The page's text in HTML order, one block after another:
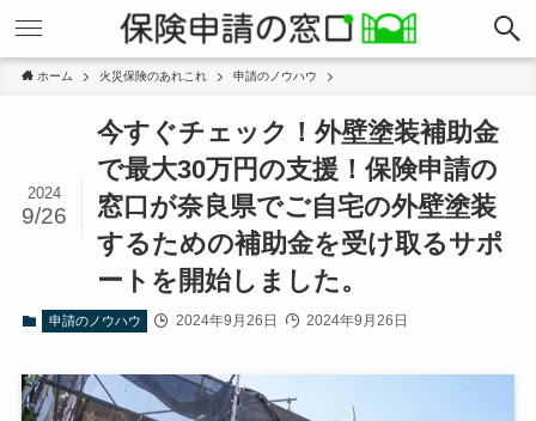
ホーム 火災保険のあれこれ 申請のノウハウ
今すぐチェック！外壁塗装補助金
で最大30万円の支援！保険申請の
窓口が奈良県でご自宅の外壁塗装
するための補助金を受け取るサポ
ートを開始しました。
2024
9/26
申請のノウハウ 2024年9月26日 2024年9月26日